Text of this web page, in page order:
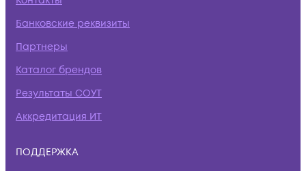
Банковские реквизиты
Партнеры
Каталог брендов
Результаты СОУТ
Аккредитация ИТ
ПОДДЕРЖКА